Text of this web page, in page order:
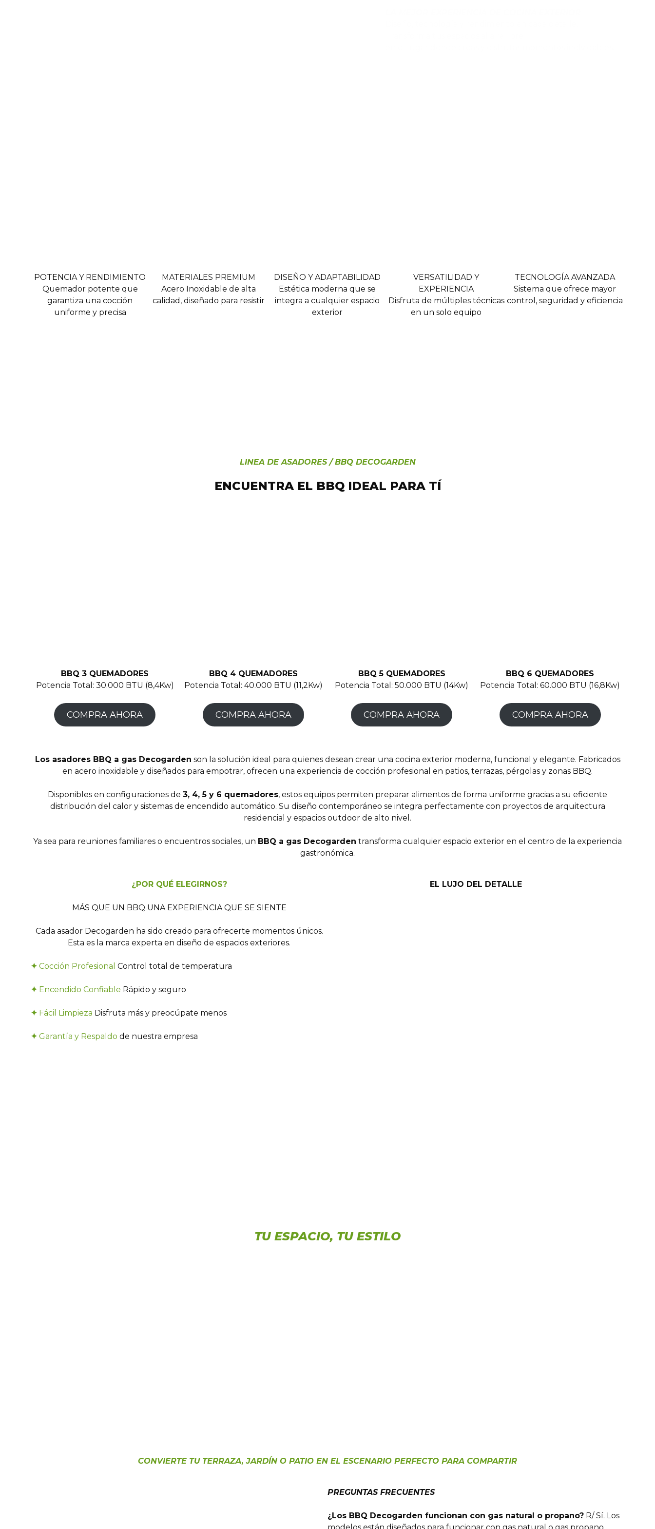
POTENCIA Y RENDIMIENTO
Quemador potente que
garantiza una cocción
uniforme y precisa
MATERIALES PREMIUM
Acero Inoxidable de alta
calidad, diseñado para resistir
DISEÑO Y ADAPTABILIDAD
Estética moderna que se
integra a cualquier espacio
exterior
VERSATILIDAD Y
EXPERIENCIA
Disfruta de múltiples técnicas
en un solo equipo
TECNOLOGÍA AVANZADA
Sistema que ofrece mayor
control, seguridad y eficiencia
LINEA DE ASADORES / BBQ DECOGARDEN
ENCUENTRA EL BBQ IDEAL PARA TÍ
BBQ 3 QUEMADORES
Potencia Total: 30.000 BTU (8,4Kw)
COMPRA AHORA
BBQ 4 QUEMADORES
Potencia Total: 40.000 BTU (11,2Kw)
COMPRA AHORA
BBQ 5 QUEMADORES
Potencia Total: 50.000 BTU (14Kw)
COMPRA AHORA
BBQ 6 QUEMADORES
Potencia Total: 60.000 BTU (16,8Kw)
COMPRA AHORA
Los asadores BBQ a gas Decogarden son la solución ideal para quienes desean crear una cocina exterior moderna, funcional y elegante. Fabricados
en acero inoxidable y diseñados para empotrar, ofrecen una experiencia de cocción profesional en patios, terrazas, pérgolas y zonas BBQ.
Disponibles en configuraciones de 3, 4, 5 y 6 quemadores, estos equipos permiten preparar alimentos de forma uniforme gracias a su eficiente
distribución del calor y sistemas de encendido automático. Su diseño contemporáneo se integra perfectamente con proyectos de arquitectura
residencial y espacios outdoor de alto nivel.
Ya sea para reuniones familiares o encuentros sociales, un BBQ a gas Decogarden transforma cualquier espacio exterior en el centro de la experiencia
gastronómica.
¿POR QUÉ ELEGIRNOS?
MÁS QUE UN BBQ UNA EXPERIENCIA QUE SE SIENTE
Cada asador Decogarden ha sido creado para ofrecerte momentos únicos.
Esta es la marca experta en diseño de espacios exteriores.
✦ Cocción Profesional Control total de temperatura
✦ Encendido Confiable Rápido y seguro
✦ Fácil Limpieza Disfruta más y preocúpate menos
✦ Garantía y Respaldo de nuestra empresa
EL LUJO DEL DETALLE
TU ESPACIO, TU ESTILO
CONVIERTE TU TERRAZA, JARDÍN O PATIO EN EL ESCENARIO PERFECTO PARA COMPARTIR
PREGUNTAS FRECUENTES
¿Los BBQ Decogarden funcionan con gas natural o propano? R/ Sí. Los